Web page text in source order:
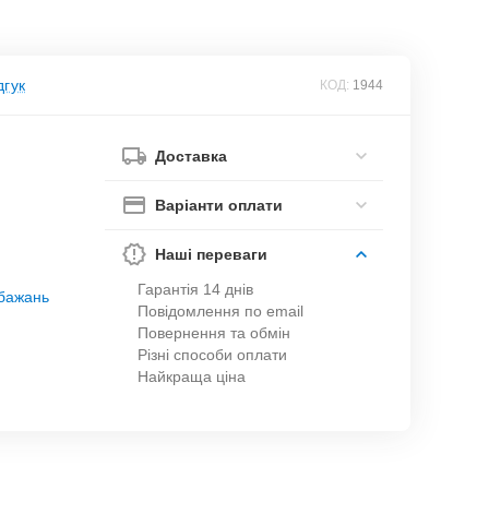
КОД: 1944
Доставка
Варіанти оплати
Наші переваги
Гарантія 14 днів
Повідомлення по email
Повернення та обмін
Різні способи оплати
Найкраща ціна